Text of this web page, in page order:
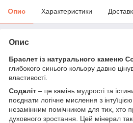
Опис Характеристики
Опис
Браслет із натурального каменю
глибокого синього кольору давно
властивості.
Содаліт – це камінь мудрості та
поєднати логічне мислення з
незамінним помічником для тих, хто
духовного зростання. Цей мінерал